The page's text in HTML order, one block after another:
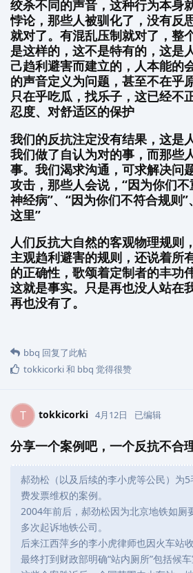
绞杀不同的声音，这种行为本身
悖论，那些人被驯化了，没有反
就对了。有混乱压制就对了，整
是这样的，这不是特有的，这是
己趋利避害而建立的，人本能的
的声音定义为问题，甚至不在乎
只在乎吃瓜，找乐子，这已经不
忍度、对舒适区的保护
我们的反抗注定没有结果，这是
我们做了自认为对的事，而那些
事。我们渴求沟通，可求解决问
攻击，那些人会说，“因为你们不
神经病”、“因为你们不符合规则
这里”
人们反抗大自然的客观物理规则
主观趋利避害的规则，还说着所
的正确性，歌颂着定制者的丰功
这就是事实。只是再也没人站在
再也没有了。
bbq 回复了此帖
tokkicorki和 bbq 觉得很赞
T tokkicorki 4月12日 已编辑
分享一个案例吧，一个反抗不合
郝劲松（以及后续的李小虎等公民）为
费发票维权的案例。
2004年前后，郝劲松因为北京地铁如厕
多次起诉地铁公司。
后来江西萍乡的李小虎律师也因火车站
最终打到财政部明确“站内厕所”包括候车